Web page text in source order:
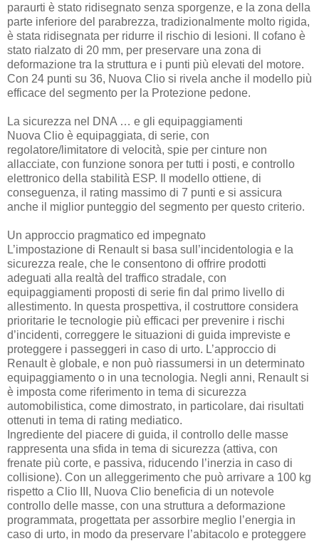
paraurti è stato ridisegnato senza sporgenze, e la zona della
parte inferiore del parabrezza, tradizionalmente molto rigida,
è stata ridisegnata per ridurre il rischio di lesioni. Il cofano è
stato rialzato di 20 mm, per preservare una zona di
deformazione tra la struttura e i punti più elevati del motore.
Con 24 punti su 36, Nuova Clio si rivela anche il modello più
efficace del segmento per la Protezione pedone.
La sicurezza nel DNA … e gli equipaggiamenti
Nuova Clio è equipaggiata, di serie, con
regolatore/limitatore di velocità, spie per cinture non
allacciate, con funzione sonora per tutti i posti, e controllo
elettronico della stabilità ESP. Il modello ottiene, di
conseguenza, il rating massimo di 7 punti e si assicura
anche il miglior punteggio del segmento per questo criterio.
Un approccio pragmatico ed impegnato
L’impostazione di Renault si basa sull’incidentologia e la
sicurezza reale, che le consentono di offrire prodotti
adeguati alla realtà del traffico stradale, con
equipaggiamenti proposti di serie fin dal primo livello di
allestimento. In questa prospettiva, il costruttore considera
prioritarie le tecnologie più efficaci per prevenire i rischi
d’incidenti, correggere le situazioni di guida impreviste e
proteggere i passeggeri in caso di urto. L’approccio di
Renault è globale, e non può riassumersi in un determinato
equipaggiamento o in una tecnologia. Negli anni, Renault si
è imposta come riferimento in tema di sicurezza
automobilistica, come dimostrato, in particolare, dai risultati
ottenuti in tema di rating mediatico.
Ingrediente del piacere di guida, il controllo delle masse
rappresenta una sfida in tema di sicurezza (attiva, con
frenate più corte, e passiva, riducendo l’inerzia in caso di
collisione). Con un alleggerimento che può arrivare a 100 kg
rispetto a Clio III, Nuova Clio beneficia di un notevole
controllo delle masse, con una struttura a deformazione
programmata, progettata per assorbire meglio l’energia in
caso di urto, in modo da preservare l’abitacolo e proteggere